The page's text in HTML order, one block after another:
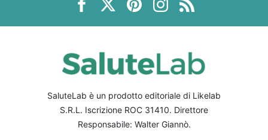
SaluteLab è un prodotto editoriale di Likelab
S.R.L. Iscrizione ROC 31410. Direttore
Responsabile: Walter Giannò.